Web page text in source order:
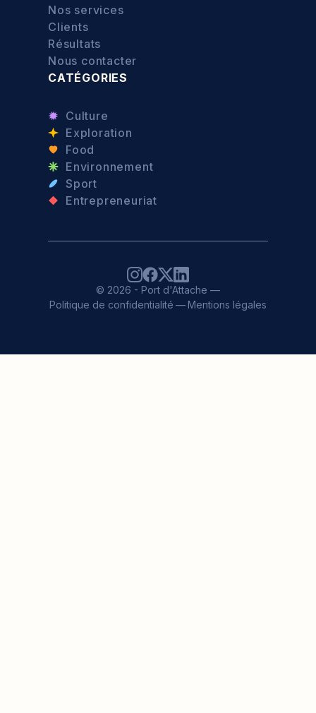
Nos services
Clients
Résultats
Nous contacter
CATÉGORIES
Culture
Exploration
Food
Environnement
Sport
Entrepreneuriat
© 2026 - Port d'Attache —
Politique de confidentialité — Mentions légales